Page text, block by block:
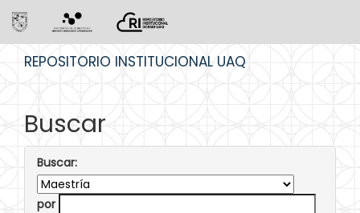
REPOSITORIO INSTITUCIONAL UAQ
Buscar
Buscar:
por